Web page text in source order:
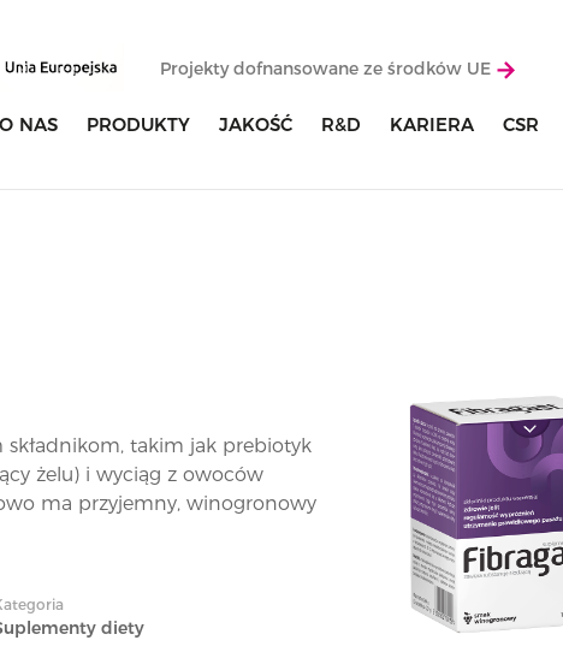
Projekty dofnansowane ze środków UE
O NAS PRODUKTY JAKOŚĆ R&D KARIERA CSR
takim jak prebiotyk
żelu) i wyciąg z owoców
ma przyjemny, winogronowy
diety